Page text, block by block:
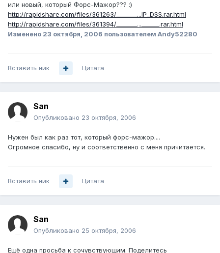
или новый, который Форс-Мажор??? :)
http://rapidshare.com/files/361263/_______...IP_DSS.rar.html
http://rapidshare.com/files/361394/_______...______.rar.html
Изменено 23 октября, 2006 пользователем Andy52280
Вставить ник Цитата
San
Опубликовано 23 октября, 2006
Нужен был как раз тот, который форс-мажор....
Огромное спасибо, ну и соответственно с меня причитается.
Вставить ник Цитата
San
Опубликовано 25 октября, 2006
Ещё одна просьба к сочувствующим. Поделитесь